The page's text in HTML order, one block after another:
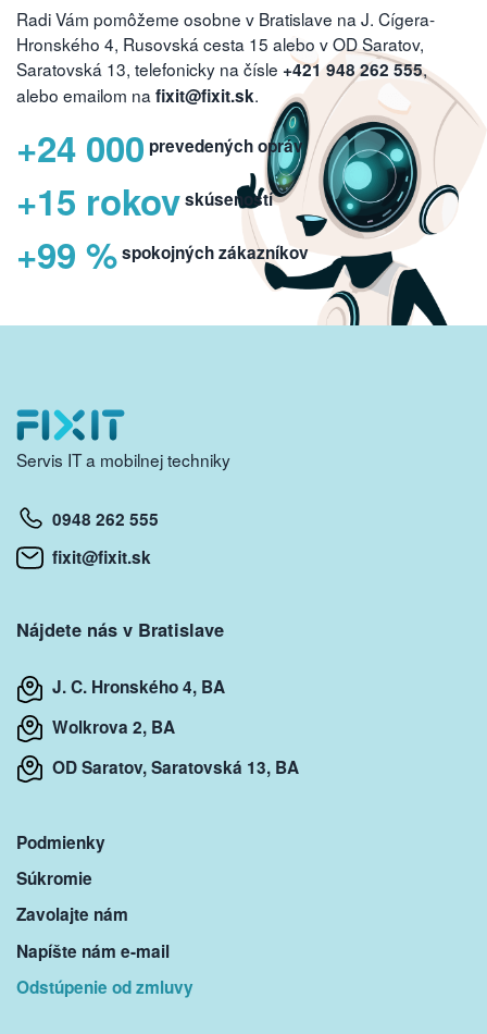
Radi Vám pomôžeme osobne v Bratislave na J. Cígera-
Hronského 4, Rusovská cesta 15 alebo v OD Saratov,
Saratovská 13, telefonicky na čísle +421 948 262 555,
alebo emailom na fixit@fixit.sk.
+24 000 prevedených opráv
+15 rokovskúseností
+99 %spokojných zákazníkov
Servis IT a mobilnej techniky
0948 262 555
fixit@fixit.sk
Nájdete nás v Bratislave
J. C. Hronského 4, BA
Wolkrova 2, BA
OD Saratov, Saratovská 13, BA
Podmienky
Súkromie
Zavolajte nám
Napíšte nám e-mail
Odstúpenie od zmluvy